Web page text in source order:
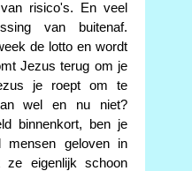
risico's. En veel
van buitenaf.
de lotto en wordt
Jezus terug om je
je roept om te
wel en nu niet?
binnenkort, ben je
mensen geloven in
ze eigenlijk schoon